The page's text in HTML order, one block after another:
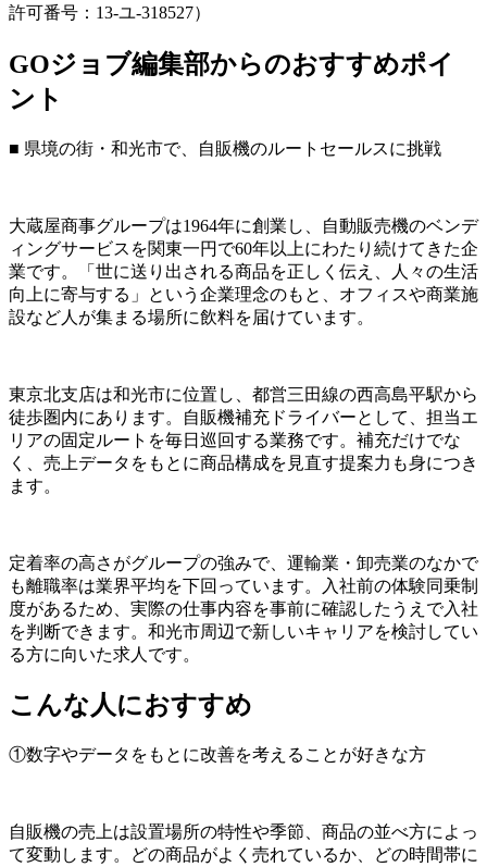
許可番号：13-ユ-318527）
GOジョブ編集部からのおすすめポイ
ント
■ 県境の街・和光市で、自販機のルートセールスに挑戦
大蔵屋商事グループは1964年に創業し、自動販売機のベンデ
ィングサービスを関東一円で60年以上にわたり続けてきた企
業です。「世に送り出される商品を正しく伝え、人々の生活
向上に寄与する」という企業理念のもと、オフィスや商業施
設など人が集まる場所に飲料を届けています。
東京北支店は和光市に位置し、都営三田線の西高島平駅から
徒歩圏内にあります。自販機補充ドライバーとして、担当エ
リアの固定ルートを毎日巡回する業務です。補充だけでな
く、売上データをもとに商品構成を見直す提案力も身につき
ます。
定着率の高さがグループの強みで、運輸業・卸売業のなかで
も離職率は業界平均を下回っています。入社前の体験同乗制
度があるため、実際の仕事内容を事前に確認したうえで入社
を判断できます。和光市周辺で新しいキャリアを検討してい
る方に向いた求人です。
こんな人におすすめ
①数字やデータをもとに改善を考えることが好きな方
自販機の売上は設置場所の特性や季節、商品の並べ方によっ
て変動します。どの商品がよく売れているか、どの時間帯に